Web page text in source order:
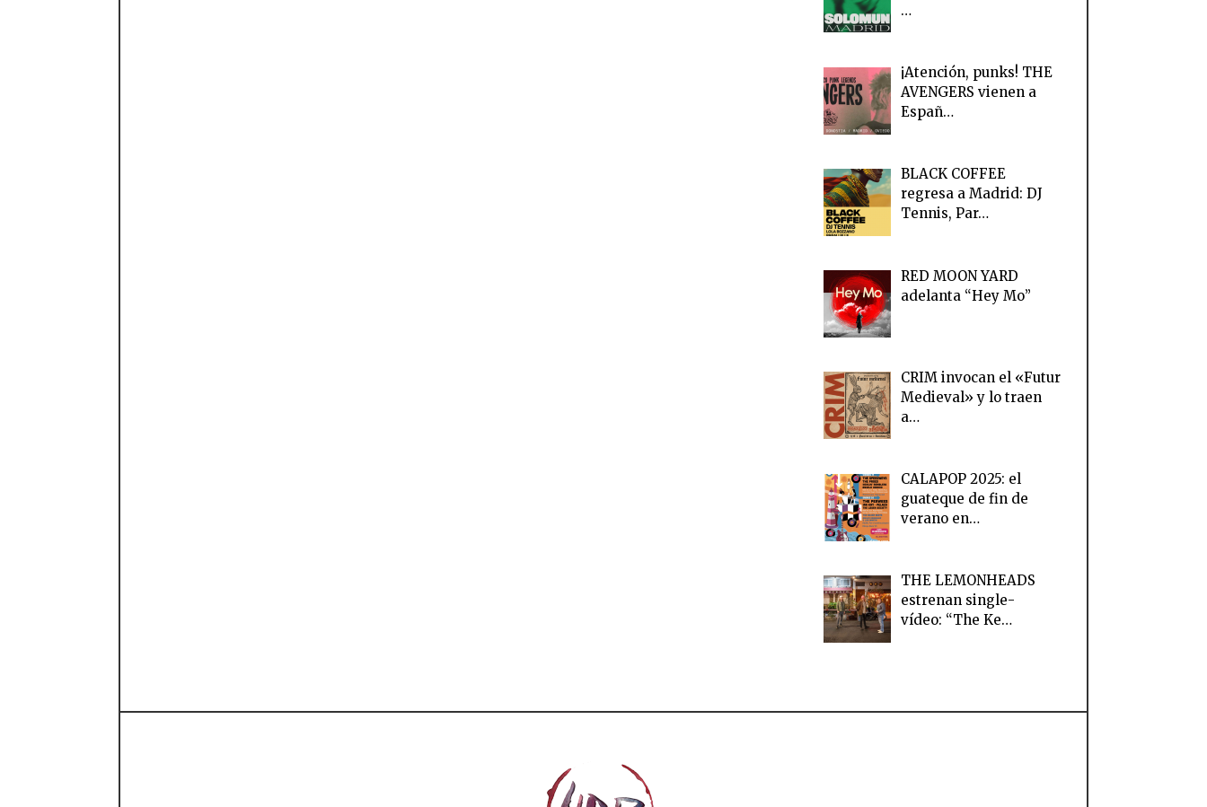
…
¡Atención, punks! THE
AVENGERS vienen a
Españ…
BLACK COFFEE
regresa a Madrid: DJ
Tennis, Par…
RED MOON YARD
adelanta “Hey Mo”
CRIM invocan el «Futur
Medieval» y lo traen
a…
CALAPOP 2025: el
guateque de fin de
verano en…
THE LEMONHEADS
estrenan single-
vídeo: “The Ke…